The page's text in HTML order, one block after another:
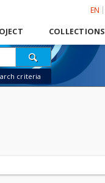
EN
COLLECTIONS
criteria